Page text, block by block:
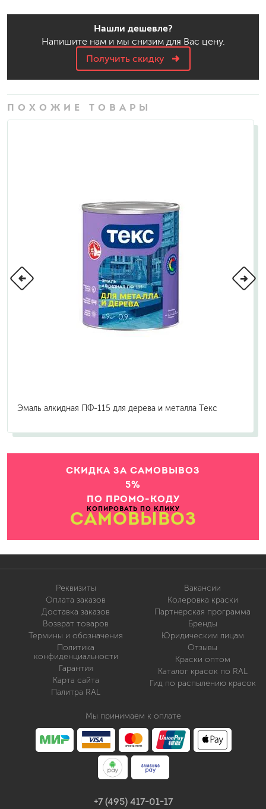
Нашли дешевле?
Напишите нам и мы снизим для Вас цену.
Получить скидку
ПОХОЖИЕ ТОВАРЫ
Эмаль алкидная ПФ-115 для дерева и металла Текс
СКИДКА ЗА САМОВЫВОЗ
5%
ПО ПРОМО-КОДУ
КОПИРОВАТЬ ПО КЛИКУ
САМОВЫВОЗ
Реквизиты
Оплата заказов
Доставка заказов
Возврат товаров
Термины и обозначения
Политика
конфиденциальности
Гарантия
Карта сайта
Палитра RAL
Вакансии
Колеровка краски
Партнерская программа
Бренды
Юридическим лицам
Отзывы
Краски оптом
Каталог красок по RAL
Гид по распылению красок
Мы принимаем к оплате
+7 (495) 417-01-17